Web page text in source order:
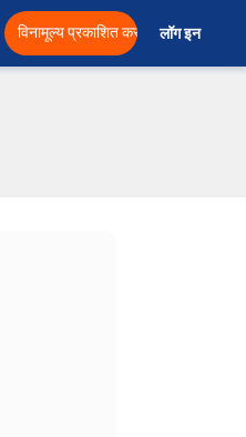
विनामूल्य प्रकाशित करा लॉग इन